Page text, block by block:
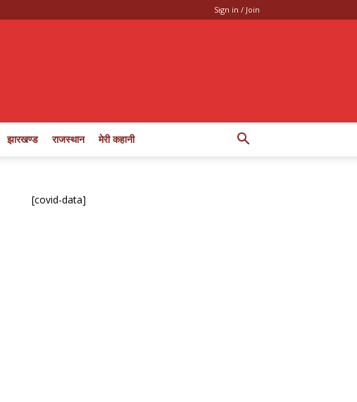
Sign in / Join
झारखण्ड राजस्थान मेरी कहानी
[covid-data]